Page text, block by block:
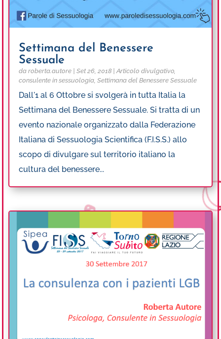
Settimana del Benessere
Sessuale
daroberta.autore |Set 26, 2018 |Articolo divulgativo
consulente in sessuologia ,Settimana del Benessere Sessuale
Dall'1 al 6 Ottobre si svolgerà in tutta Italia la
Settimana del Benessere Sessuale. Si tratta di un
evento nazionale organizzato dalla Federazione
Italiana di Sessuologia Scientifica (F.I.S.S.) allo
scopo di divulgare sul territorio italiano la
cultura del benessere...